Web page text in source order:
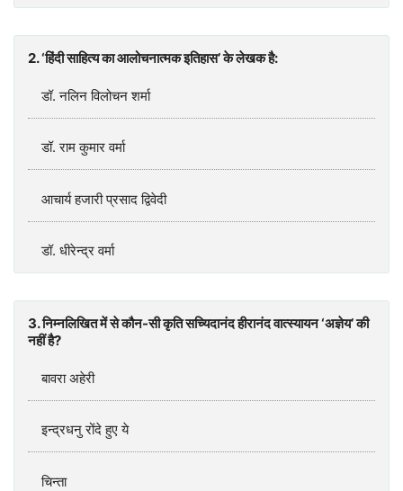
2. ‘हिंदी साहित्य का आलोचनात्मक इतिहास’ के लेखक है:
डॉ. नलिन विलोचन शर्मा
डॉ. राम कुमार वर्मा
आचार्य हजारी प्रसाद द्विवेदी
डॉ. धीरेन्द्र वर्मा
3. निम्नलिखित में से कौन-सी कृति सच्यिदानंद हीरानंद वात्स्यायन ‘अज्ञेय’ की
नहीं है?
बावरा अहेरी
इन्द्रधनु रोंदे हुए ये
चिन्ता